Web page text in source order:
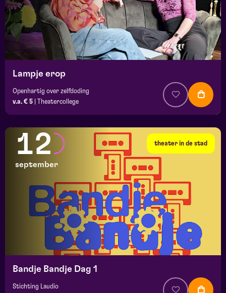
Lampje erop
Openhartig over zelfdoding
v.a. € 5
Theatercollege
theater in de stad
12
september
Bandje Bandje Dag 1
Stichting Laudio